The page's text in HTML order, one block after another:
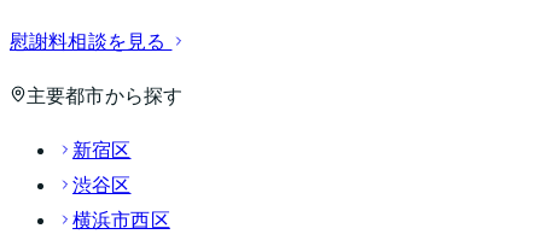
慰謝料相談を見る
主要都市から探す
新宿区
渋谷区
横浜市西区